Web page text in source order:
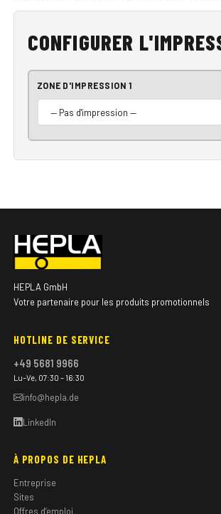
CONFIGURER
ZONE D'IMPRESSION 1
HEPLA GmbH
Votre partenaire pour les produits promotionnels
HOTLINE DE SERVICE
+49 5681 9966
Lu–Ve, 07:30 – 16:30
info@hepla.de
LinkedIn
À PROPOS DE HEPLA
Entreprise
Sites
Offres d’emploi